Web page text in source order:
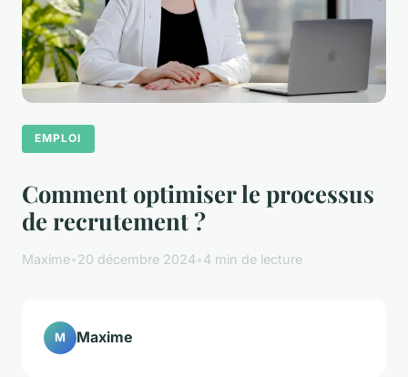
EMPLOI
Comment optimiser le processus
de recrutement ?
Maxime•20 décembre 2024•4 min de lecture
M Maxime